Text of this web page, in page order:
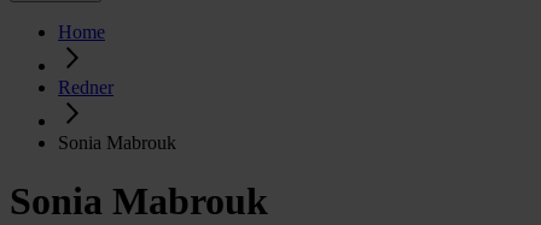
Home
Redner
Sonia Mabrouk
Sonia Mabrouk